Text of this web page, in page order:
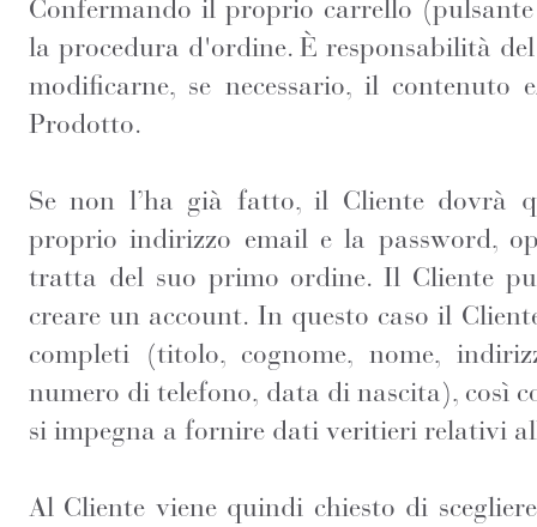
Confermando il proprio carrello
la procedura d'ordine. È responsabilità
modificarne, se necessario, il
Prodotto.
Se non l’ha già fatto, il Cliente dovrà
proprio indirizzo email e la password,
tratta del suo primo ordine. Il Cliente
creare un account. In questo caso il
completi (titolo, cognome, nome,
numero di telefono, data di nascita), così
si impegna a fornire dati veritieri relativi
Al Cliente viene quindi chiesto di